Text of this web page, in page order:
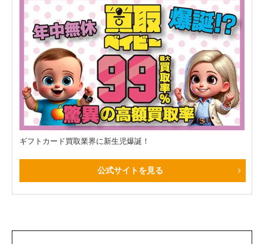
ギフトカード買取業界に新生児爆誕！
公式サイトを見る